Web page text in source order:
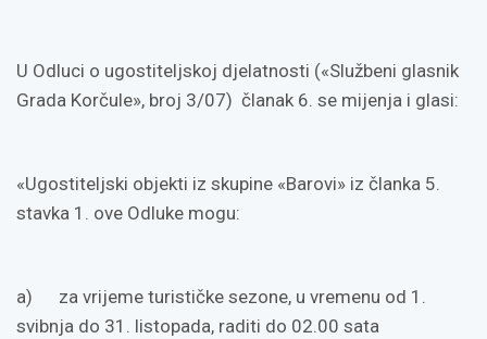
U Odluci o ugostiteljskoj djelatnosti («Službeni glasnik
Grada Korčule», broj 3/07) članak 6. se mijenja i glasi:
«Ugostiteljski objekti iz skupine «Barovi» iz članka 5.
stavka 1. ove Odluke mogu:
a) za vrijeme turističke sezone, u vremenu od 1.
svibnja do 31. listopada, raditi do 02.00 sata